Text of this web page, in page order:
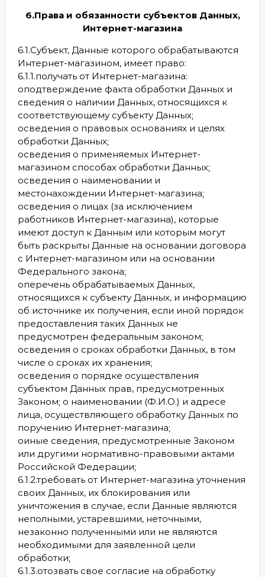
6.Права и обязанности субъектов Данных,
Интернет-магазина
6.1.Субъект, Данные которого обрабатываются
Интернет-магазином, имеет право:
6.1.1.получать от Интернет-магазина:
oподтверждение факта обработки Данных и
сведения о наличии Данных, относящихся к
соответствующему субъекту Данных;
oсведения о правовых основаниях и целях
обработки Данных;
oсведения о применяемых Интернет-
магазином способах обработки Данных;
oсведения о наименовании и
местонахождении Интернет-магазина;
oсведения о лицах (за исключением
работников Интернет-магазина), которые
имеют доступ к Данным или которым могут
быть раскрыты Данные на основании договора
с Интернет-магазином или на основании
Федерального закона;
oперечень обрабатываемых Данных,
относящихся к субъекту Данных, и информацию
об источнике их получения, если иной порядок
предоставления таких Данных не
предусмотрен федеральным законом;
oсведения о сроках обработки Данных, в том
числе о сроках их хранения;
oсведения о порядке осуществления
субъектом Данных прав, предусмотренных
Законом; o наименовании (Ф.И.О.) и адресе
лица, осуществляющего обработку Данных по
поручению Интернет-магазина;
oиные сведения, предусмотренные Законом
или другими нормативно-правовыми актами
Российской Федерации;
6.1.2.требовать от Интернет-магазина уточнения
своих Данных, их блокирования или
уничтожения в случае, если Данные являются
неполными, устаревшими, неточными,
незаконно полученными или не являются
необходимыми для заявленной цели
обработки;
6.1.3.отозвать свое согласие на обработку